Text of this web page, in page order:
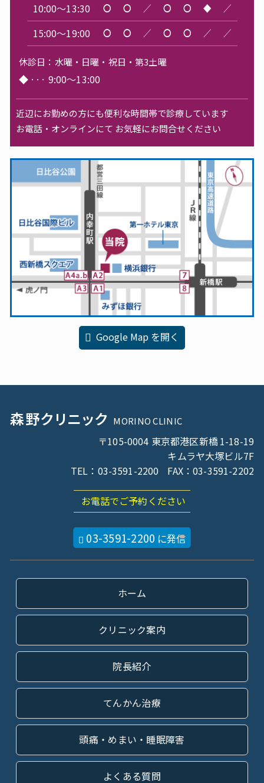
10:00～13:30 〇 〇 ／ 〇 〇 ◆ ／
15:00～19:00 〇 〇 ／ 〇 〇 ／ ／
休診日： 水曜・日曜・祝日・第3土曜
◆ ··· 9:00～13:00
近辺にお勤めの方にも便利な時間帯で診療しています
お電話・オンラインにて お気軽にお問合せください
Google Map を開く
森野クリニック MORINO CLINIC
〒105-0004 東京都港区新橋1-18-19
キムラヤ大塚ビル7F
TEL：03-3591-2200
FAX：03-3591-2202
お電話でご予約ください
03-3591-2200 に発信
ホーム
クリニック案内
院長紹介
てんかん治療
頭痛・めまい・睡眠障害
よくある質問